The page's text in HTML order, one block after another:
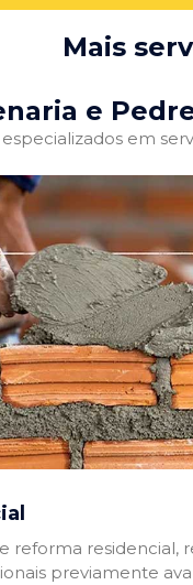
Mais
e
em
reforma
previamente